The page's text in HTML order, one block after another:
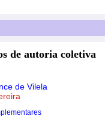
de autoria coletiva
de Vilela